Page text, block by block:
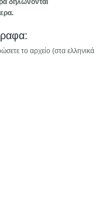
δηλώνονται
το αρχείο (στα ελληνικά